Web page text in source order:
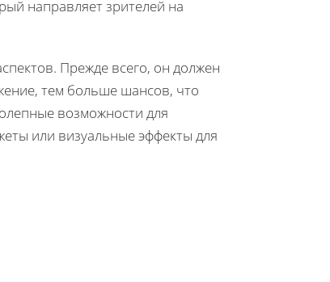
направляет зрителей на
Прежде всего, он должен
тем больше шансов, что
возможности для
или визуальные эффекты для